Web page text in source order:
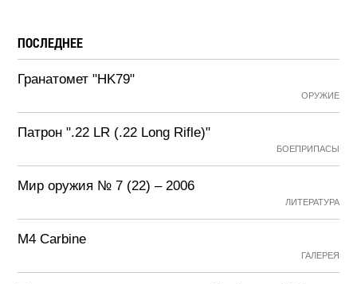
ПОСЛЕДНЕЕ
Гранатомет "HK79"
ОРУЖИЕ
Патрон ".22 LR (.22 Long Rifle)"
БОЕПРИПАСЫ
Мир оружия № 7 (22) – 2006
ЛИТЕРАТУРА
M4 Carbine
ГАЛЕРЕЯ